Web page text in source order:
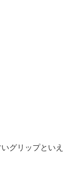
グリップといえ